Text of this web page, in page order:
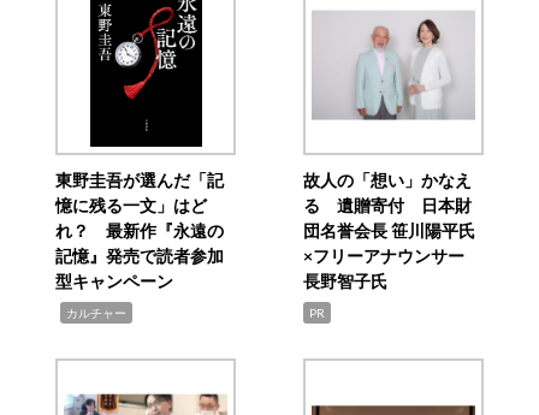
東野圭吾が選んだ「記
憶に残る一文」はど
れ？ 最新作『永遠の
記憶』発売で読者参加
型キャンペーン
カルチャー
故人の「想い」かなえ
る 遺贈寄付 日本財
団名誉会長 笹川陽平氏
×フリーアナウンサー
長野智子氏
PR